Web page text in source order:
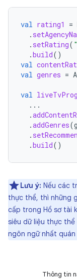
val rating1 =
.
. setRating(
.build()
val
val genres =
val
...
.
.addGenres(
.
.build()
Lưu ý: Nếu các
thực thể, thì những
cấp trong Hồ sơ tài
siêu dữ liệu thực
ngôn ngữ nhất quán
Thông tin